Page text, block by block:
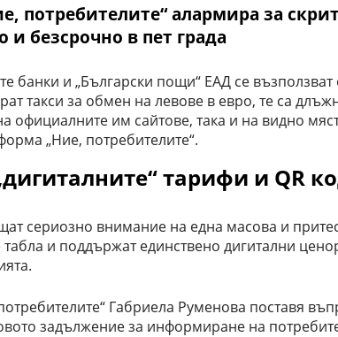
потребителите“ алармира за
и безсрочно в пет града
банки и „Български пощи“ ЕАД се
такси за обмен на левове в евро, те са
официалните им сайтове, така и на видно
„Ние, потребителите“.
тарифи и QR
сериозно внимание на една масова и
табла и поддържат единствено дигитални
Габриела Руменова поставя
задължение за информиране на